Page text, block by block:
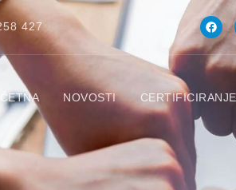
427
NOVOSTI CERTIFICIRANJE